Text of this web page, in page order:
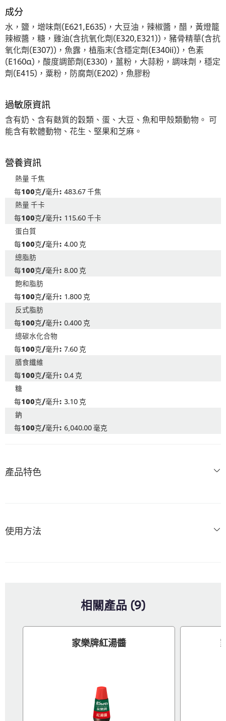
5
分，
评
分
为
1。
成分
水，鹽，增味劑(E621,E635)，大豆油，辣椒醬，醋，黃燈籠
辣椒醬，糖，雞油(含抗氧化劑(E320,E321))，豬骨精華(含抗
氧化劑(E307))，魚露，植脂末(含穩定劑(E340ii))，色素
(E160a)，酸度調節劑(E330)，薑粉，大蒜粉，調味劑，穩定
劑(E415)，粟粉，防腐劑(E202)，魚膠粉
過敏原資訊
含有奶、含有麩質的穀類、蛋、大豆、魚和甲殼類動物。 可
能含有軟體動物、花生、堅果和芝麻。
營養資訊
熱量 千焦
483.67 千焦
熱量 千卡
115.60 千卡
蛋白質
4.00 克
總脂肪
8.00 克
飽和脂肪
1.800 克
反式脂肪
0.400 克
總碳水化合物
7.60 克
膳食纖維
0.4 克
糖
3.10 克
鈉
6,040.00 毫克
產品特色
使用方法
相關產品 (9)
家樂牌紅湯醬